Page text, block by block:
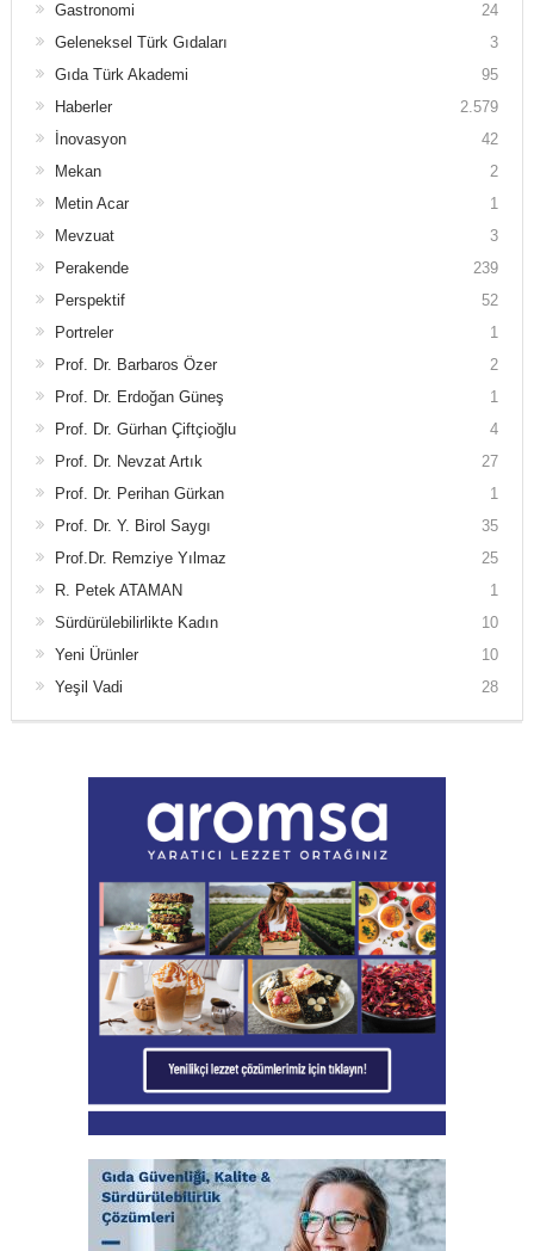
Gastronomi
24
Geleneksel Türk Gıdaları
3
Gıda Türk Akademi
95
Haberler
2.579
İnovasyon
42
Mekan
2
Metin Acar
1
Mevzuat
3
Perakende
239
Perspektif
52
Portreler
1
Prof. Dr. Barbaros Özer
2
Prof. Dr. Erdoğan Güneş
1
Prof. Dr. Gürhan Çiftçioğlu
4
Prof. Dr. Nevzat Artık
27
Prof. Dr. Perihan Gürkan
1
Prof. Dr. Y. Birol Saygı
35
Prof.Dr. Remziye Yılmaz
25
R. Petek ATAMAN
1
Sürdürülebilirlikte Kadın
10
Yeni Ürünler
10
Yeşil Vadi
28